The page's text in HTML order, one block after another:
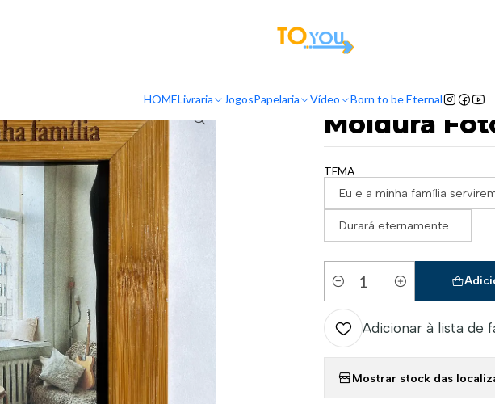
HOMELivraria JogosPapelaria Vídeo Born to be Eternal
Moldura Fotografia 10x15
|
Moldura
TEMA
Eu e a minha família
Durará eternamente...
Quantidade
Adicionar à lista de
Mostrar stock das